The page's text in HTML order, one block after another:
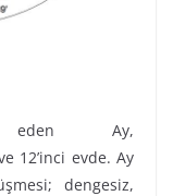
eden Ay,
12’inci evde. Ay
dengesiz,